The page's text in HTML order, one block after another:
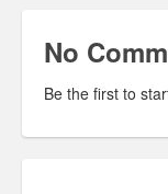
Imprint
Topics
No
Be the first to